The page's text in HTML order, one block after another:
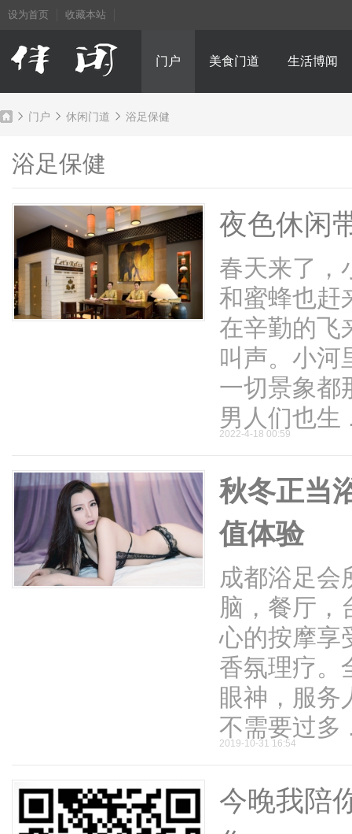
设为首页 收藏本站
门户 美食门道 生活博闻
门户 休闲门道 浴足保健
浴足保健
夜色休闲
春天来了，
和蜜蜂也赶
在辛勤的飞
叫声。小河
一切景象都
男人们也生
2022-4-18 00:59
秋冬正当
值体验
成都浴足会
脑，餐厅，
心的按摩享
香氛理疗。
眼神，服务
不需要过多
2019-10-31 16:54
今晚我陪